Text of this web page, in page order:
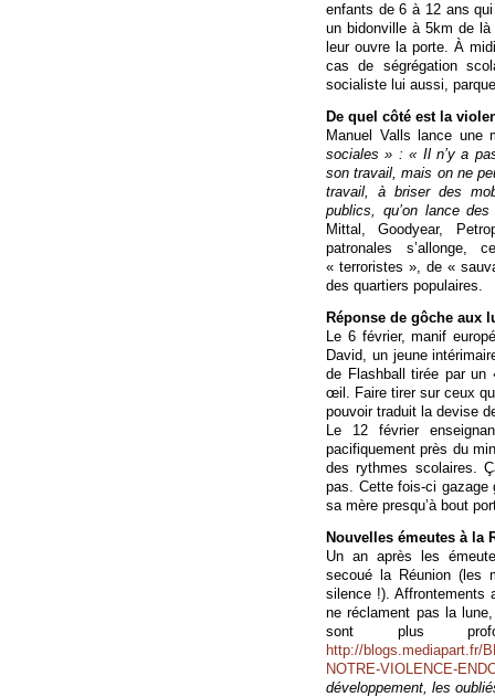
enfants de 6 à 12 ans
un bidonville à 5km de là
leur ouvre la porte. À
cas de ségrégation
socialiste lui aussi,
De quel côté est la
Manuel Valls lance une
sociales » : « Il n’y a
son travail, mais on ne
travail, à briser des
publics, qu’on lance
Mittal, Goodyear,
patronales s’allonge,
« terroristes », de «
des quartiers populaires.
Réponse de gôche aux
Le 6 février, manif
David, un jeune
de Flashball tirée par
œil. Faire tirer sur ceux
pouvoir traduit la devise
Le 12 février
pacifiquement près du
des rythmes scolaires.
pas. Cette fois-ci gazage
sa mère presqu’à bout
Nouvelles émeutes à la
Un an après les
secoué la Réunion (les
silence !). Affrontements
ne réclament pas la
sont plus
http://blogs.mediapart.fr/
NOTRE-VIOLENCE-
développement, les